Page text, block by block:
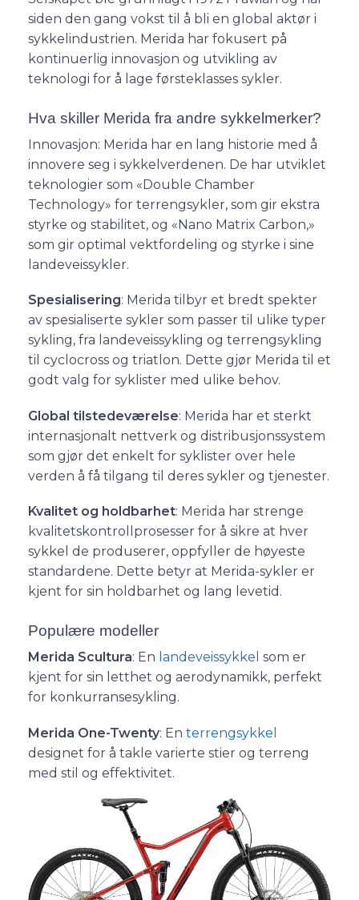
siden den gang vokst til å bli en global aktør i
sykkelindustrien. Merida har fokusert på
kontinuerlig innovasjon og utvikling av
teknologi for å lage førsteklasses sykler.
Hva skiller Merida fra andre sykkelmerker?
Innovasjon: Merida har en lang historie med å
innovere seg i sykkelverdenen. De har utviklet
teknologier som «Double Chamber
Technology» for terrengsykler, som gir ekstra
styrke og stabilitet, og «Nano Matrix Carbon,»
som gir optimal vektfordeling og styrke i sine
landeveissykler.
Spesialisering: Merida tilbyr et bredt spekter
av spesialiserte sykler som passer til ulike typer
sykling, fra landeveissykling og terrengsykling
til cyclocross og triatlon. Dette gjør Merida til et
godt valg for syklister med ulike behov.
Global tilstedeværelse: Merida har et sterkt
internasjonalt nettverk og distribusjonssystem
som gjør det enkelt for syklister over hele
verden å få tilgang til deres sykler og tjenester.
Kvalitet og holdbarhet: Merida har strenge
kvalitetskontrollprosesser for å sikre at hver
sykkel de produserer, oppfyller de høyeste
standardene. Dette betyr at Merida-sykler er
kjent for sin holdbarhet og lang levetid.
Populære modeller
Merida Scultura: En landeveissykkel som er
kjent for sin letthet og aerodynamikk, perfekt
for konkurransesykling.
Merida One-Twenty: En terrengsykkel
designet for å takle varierte stier og terreng
med stil og effektivitet.